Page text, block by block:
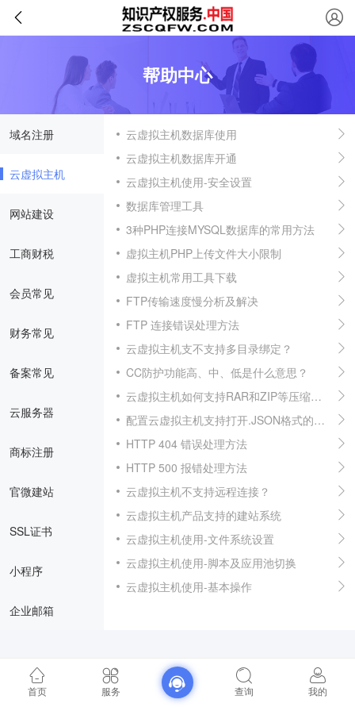
帮助中心
域名注册
云虚拟主机
网站建设
工商财税
会员常见
财务常见
备案常见
云服务器
商标注册
官微建站
SSL证书
小程序
企业邮箱
云虚拟主机数据库使用
云虚拟主机数据库开通
云虚拟主机使用-安全设置
数据库管理工具
3种PHP连接MYSQL数据库的常用方法
虚拟主机PHP上传文件大小限制
虚拟主机常用工具下载
FTP传输速度慢分析及解决
FTP 连接错误处理方法
云虚拟主机支不支持多目录绑定？
CC防护功能高、中、低是什么意思？
云虚拟主机如何支持RAR和ZIP等压缩文件下载
配置云虚拟主机支持打开.JSON格式的文件
HTTP 404 错误处理方法
HTTP 500 报错处理方法
云虚拟主机不支持远程连接？
云虚拟主机产品支持的建站系统
云虚拟主机使用-文件系统设置
云虚拟主机使用-脚本及应用池切换
云虚拟主机使用-基本操作
首页 服务 查询 我的